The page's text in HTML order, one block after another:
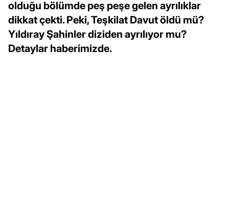
olduğu bölümde peş peşe gelen ayrılıklar
dikkat çekti. Peki, Teşkilat Davut öldü mü?
Yıldıray Şahinler diziden ayrılıyor mu?
Detaylar haberimizde.